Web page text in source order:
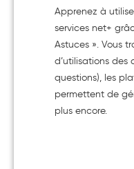
Apprenez à
services net+
Astuces ». Vous
d’utilisations des
questions), les
permettent de
plus encore.